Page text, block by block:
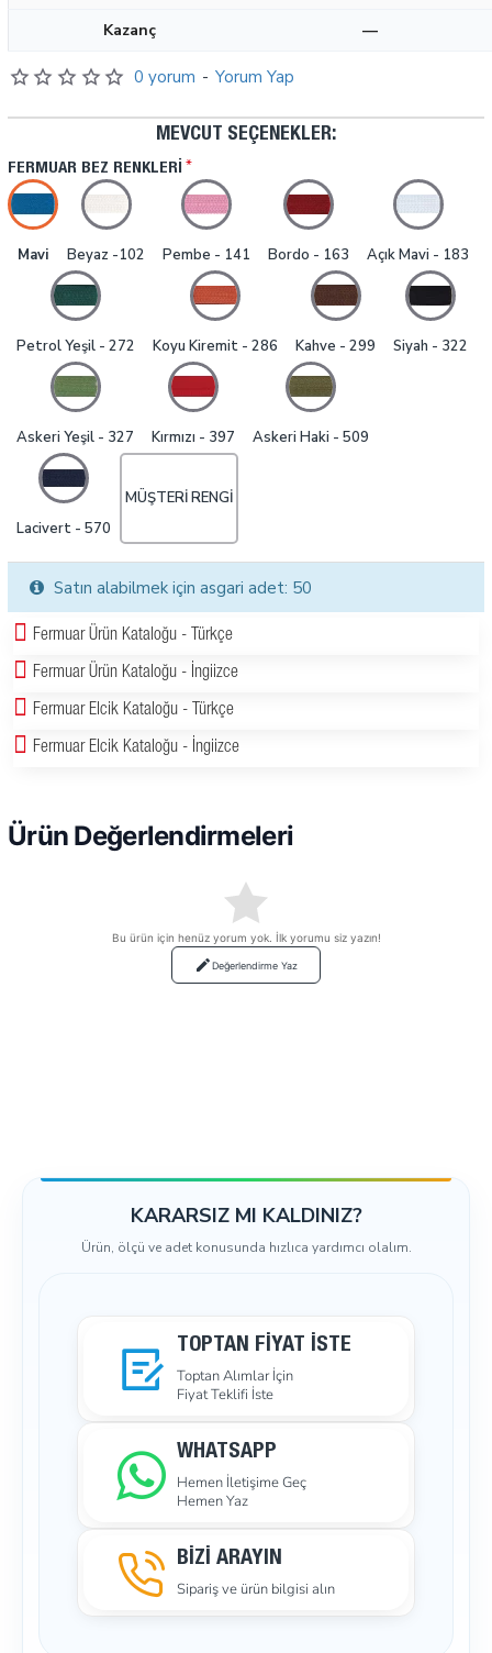
0 yorum - Yorum Yap
MEVCUT SEÇENEKLER:
FERMUAR BEZ RENKLERI
Mavi Beyaz -102 Pembe - 141 Bordo - 163 Açık Mavi - 183
Petrol Yeşil - 272 Koyu Kiremit - 286 Kahve - 299 Siyah - 322
Askeri Yeşil - 327 Kırmızı - 397 Askeri Haki - 509
Lacivert - 570
MÜŞTERI RENGI
Satın alabilmek için asgari adet: 50
Kazanç
—
Fermuar Ürün Kataloğu - Türkçe
Fermuar Ürün Kataloğu - İngiizce
Fermuar Elcik Kataloğu - Türkçe
Fermuar Elcik Kataloğu - İngiizce
Ürün Değerlendirmeleri
Bu ürün için henüz yorum yok. İlk yorumu siz yazın!
Değerlendirme Yaz
KARARSIZ MI KALDINIZ?
Ürün, ölçü ve adet konusunda hızlıca yardımcı olalım.
TOPTAN FIYAT İSTE
Toptan Alımlar İçin
Fiyat Teklifi İste
WHATSAPP
Hemen İletişime Geç
Hemen Yaz
BİZİ ARAYIN
Sipariş ve ürün bilgisi alın